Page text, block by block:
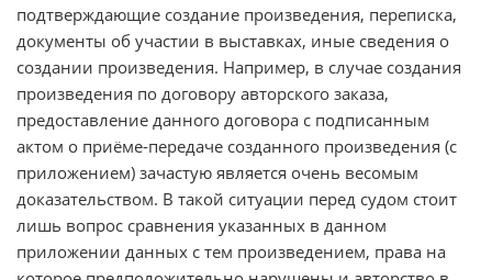
подтверждающие создание произведения, переписка,
документы об участии в выставках, иные сведения о
создании произведения. Например, в случае создания
произведения по договору авторского заказа,
предоставление данного договора с подписанным
актом о приёме-передаче созданного произведения (с
приложением) зачастую является очень весомым
доказательством. В такой ситуации перед судом стоит
лишь вопрос сравнения указанных в данном
приложении данных с тем произведением, права на